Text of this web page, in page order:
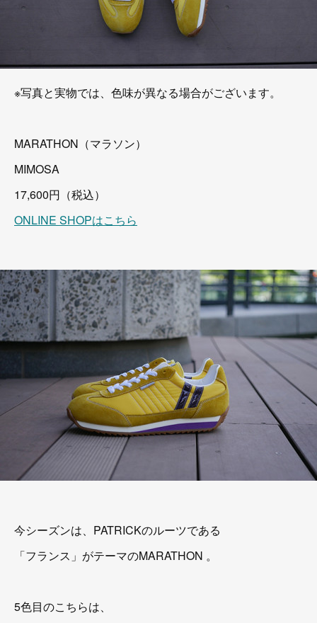
※写真と実物では、色味が異なる場合がございます。
MARATHON（マラソン）
MIMOSA
17,600円（税込）
ONLINE SHOPはこちら
今シーズンは、PATRICKのルーツである
「フランス」がテーマのMARATHON 。
5色目のこちらは、